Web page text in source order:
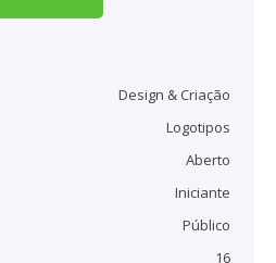
Design & Criação
Logotipos
Aberto
Iniciante
Público
16